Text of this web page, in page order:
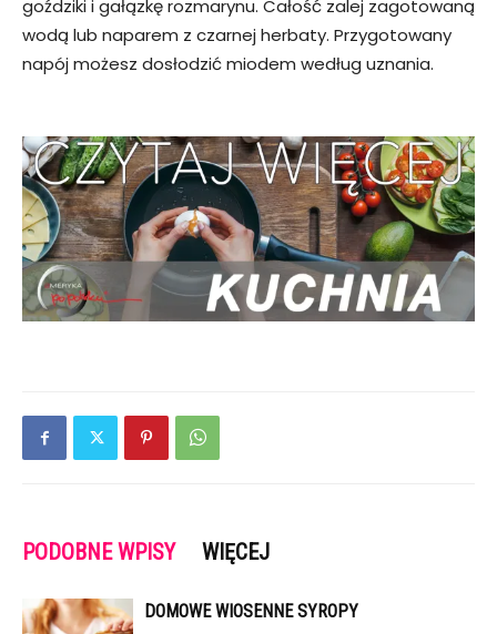
goździki i gałązkę rozmarynu. Całość zalej zagotowaną
wodą lub naparem z czarnej herbaty. Przygotowany
napój możesz dosłodzić miodem według uznania.
PODOBNE WPISY WIĘCEJ
DOMOWE WIOSENNE SYROPY